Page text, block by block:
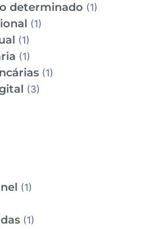
determinado (1)
(1)
(1)
(1)
(1)
(3)
(1)
(1)